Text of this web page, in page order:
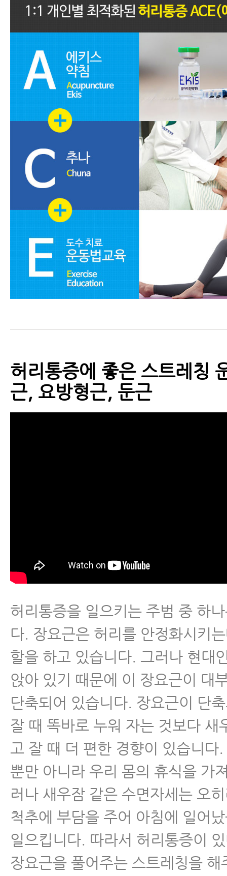
허리통증에 좋은 스트레칭
근, 요방형근, 둔근
허리통증을 일으키는 주범 중 하
다. 장요근은 허리를 안정화시키
할을 하고 있습니다. 그러나 현대
앉아 있기 때문에 이 장요근이 대
단축되어 있습니다. 장요근이 단
잘 때 똑바로 누워 자는 것보다 새
고 잘 때 더 편한 경향이 있습니다
뿐만 아니라 우리 몸의 휴식을 가
러나 새우잠 같은 수면자세는 오
척추에 부담을 주어 아침에 일어
일으킵니다. 따라서 허리통증이
장요근을 풀어주는 스트레칭을 해